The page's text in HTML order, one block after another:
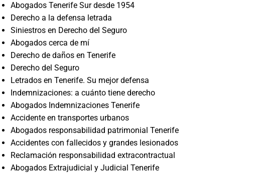
Abogados Tenerife Sur desde 1954
Derecho a la defensa letrada
Siniestros en Derecho del Seguro
Abogados cerca de mí
Derecho de daños en Tenerife
Derecho del Seguro
Letrados en Tenerife. Su mejor defensa
Indemnizaciones: a cuánto tiene derecho
Abogados Indemnizaciones Tenerife
Accidente en transportes urbanos
Abogados responsabilidad patrimonial Tenerife
Accidentes con fallecidos y grandes lesionados
Reclamación responsabilidad extracontractual
Abogados Extrajudicial y Judicial Tenerife